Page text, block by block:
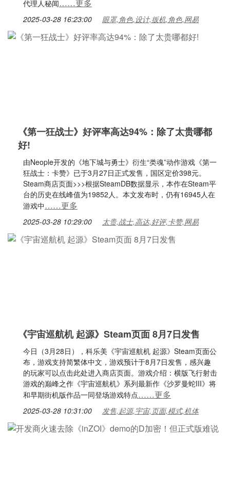
代理人秘闻……更多
2025-03-28 16:23:00 眼罩,角色,设计,扳机,角色,网易
《第一狂战士》好评率高达94%：除了太贵哪都
好!
由Neople开发的《地下城与勇士》衍生“类魂”动作游戏《第一
狂战士：卡赞》已于3月27日正式发售，国区定价398元。
Steam商店页面>>>根据SteamDB数据显示，本作在Steam平
台的历史在线峰值为19852人。本文发布时，仍有16945人在
游戏中……更多
2025-03-28 10:29:00 太贵,战士,高达,好评,卡赞,网易
《宇宙巡航机 起源》Steam页面 8月7日发售
今日（3月28日），科乐美《宇宙巡航机 起源》Steam页面公
布，游戏支持简繁体中文，游戏预计于8月7日发售，感兴趣
的玩家可以点击此处进入商店页面。游戏介绍：横版飞行射击
游戏的巅峰之作《宇宙巡航机》系列最新作《沙罗曼蛇III》将
和早期街机版作品一同登场游戏特点……更多
2025-03-28 10:31:00 发售,起源,宇宙,页面,模式,机体